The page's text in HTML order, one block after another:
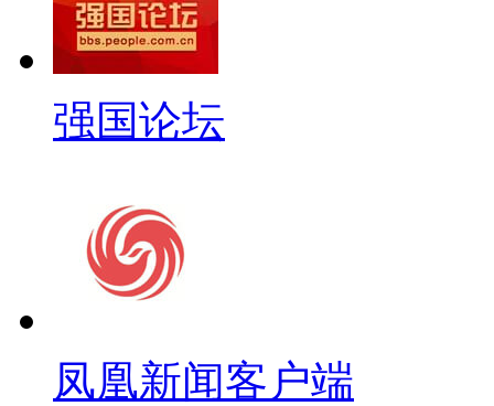
强国论坛
凤凰新闻客户端